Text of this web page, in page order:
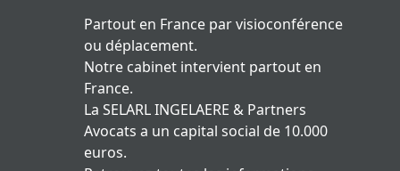
Partout en France par visioconférence
ou déplacement.
Notre cabinet intervient partout en
France.
La SELARL INGELAERE & Partners
Avocats a un capital social de 10.000
euros.